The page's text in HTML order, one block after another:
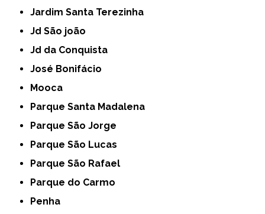
Jardim Santa Terezinha
Jd São joão
Jd da Conquista
José Bonifácio
Mooca
Parque Santa Madalena
Parque São Jorge
Parque São Lucas
Parque São Rafael
Parque do Carmo
Penha